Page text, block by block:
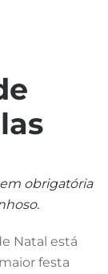
obrigatória
Natal está
festa